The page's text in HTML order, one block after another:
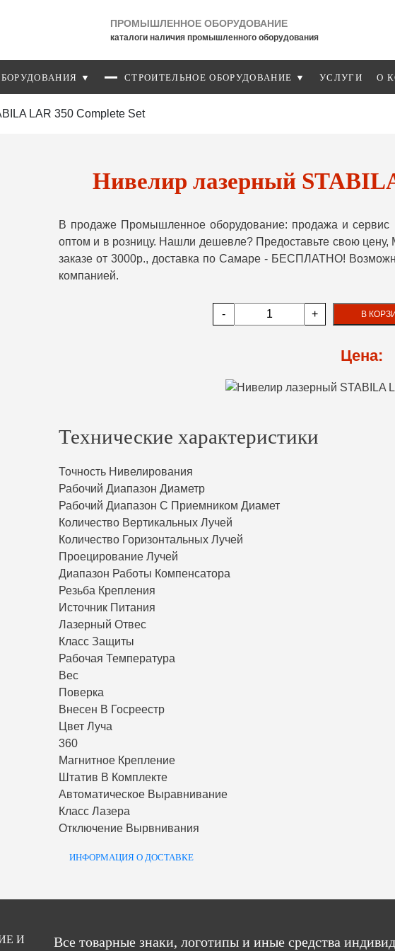
ПРОМЫШЛЕННОЕ ОБОРУДОВАНИЕ
каталоги наличия промышленного оборудования
▼ СТРОИТЕЛЬНОЕ ОБОРУДОВАНИЕ ▼ УСЛУГИ О
LAR 350 Complete Set
Нивелир лазерный
В продаже Промышленное оборудование: продажа и
оптом и в розницу. Нашли дешевле? Предоставьте свою
заказе от 3000р., доставка по Самаре - БЕСПЛАТНО!
компанией.
- + В
Цена:
Технические характеристики
Точность Нивелирования
Рабочий Диапазон Диаметр
Рабочий Диапазон С Приемником Диамет
Количество Вертикальных Лучей
Количество Горизонтальных Лучей
Проецирование Лучей
Диапазон Работы Компенсатора
Резьба Крепления
Источник Питания
Лазерный Отвес
Класс Защиты
Рабочая Температура
Вес
Поверка
Внесен В Госреестр
Цвет Луча
360
Магнитное Крепление
Штатив В Комплекте
Автоматическое Выравнивание
Класс Лазера
Отключение Вырвнивания
ИНФОРМАЦИЯ О ДОСТАВКЕ
И
Все товарные знаки, логотипы и иные средства